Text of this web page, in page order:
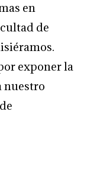
en
de
exponer la
nuestro